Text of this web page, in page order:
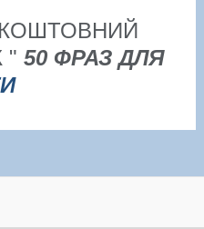
"50 ФРАЗ ДЛЯ